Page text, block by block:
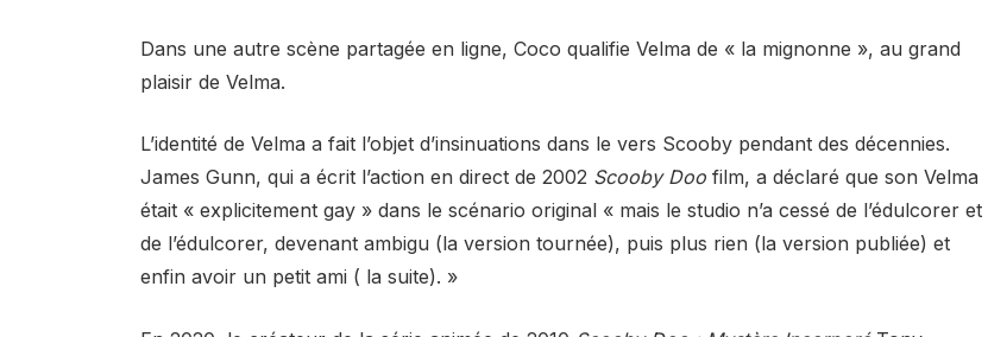
Dans une autre scène partagée en ligne, Coco qualifie Velma de « la mignonne », au grand
plaisir de Velma.
L’identité de Velma a fait l’objet d’insinuations dans le vers Scooby pendant des décennies.
James Gunn, qui a écrit l’action en direct de 2002 Scooby Doofilm, a déclaré que son Velma
était « explicitement gay » dans le scénario original « mais le studio n’a cessé de l’édulcorer et
de l’édulcorer, devenant ambigu (la version tournée), puis plus rien (la version publiée) et
enfin avoir un petit ami ( la suite). »